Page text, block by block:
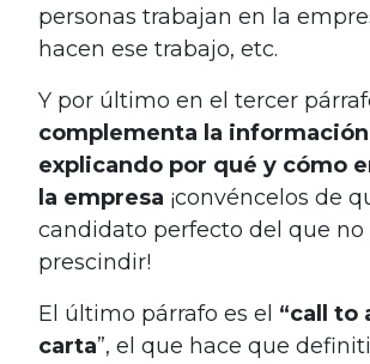
personas trabajan en la
hacen ese trabajo, etc.
Y por último en el tercer
complementa la información
explicando por qué y cómo
la empresa ¡convéncelos de
candidato perfecto del que no
prescindir!
El último párrafo es el “call to
carta”, el que hace que